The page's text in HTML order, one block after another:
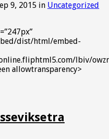
9, 2015 in Uncategorized
dist/html/embed-
lbiv/
allowtransparency>